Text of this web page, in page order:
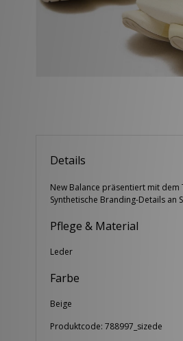
Details
New Balance präsentiert mit
Synthetische Branding-Details
Pflege & Material
Leder
Farbe
Beige
Produktcode: 788997_sizede